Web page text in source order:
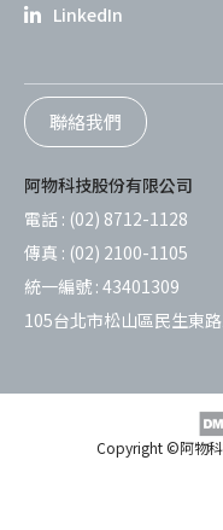
LinkedIn
聯絡我們
阿物科技股份有限公司
電話 : (02) 8712-1128
傳真 : (02) 2100-1105
統一編號 : 43401309
105台北市松山區民生東
Copyright ©阿物科